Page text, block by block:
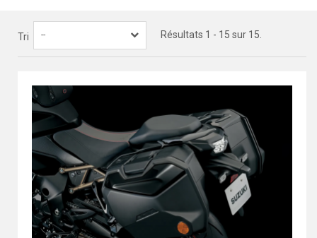
Tri -- Résultats 1 - 15 sur 15.